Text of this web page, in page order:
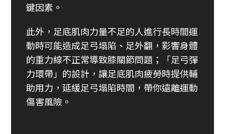
鍵因素。
此外，足底肌肉力量不足的人進行長時間運
動時可能造成足弓塌陷、足外翻，影響身體
的重力線不正常導致膝關節問題；「足弓彈
力環帶」的設計，讓足底肌肉疲勞時提供輔
助用力，延緩足弓塌陷時間，帶你遠離運動
傷害風險。